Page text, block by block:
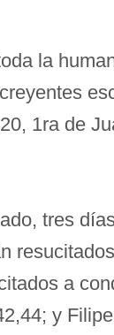
la
1ra de
tres
a
y